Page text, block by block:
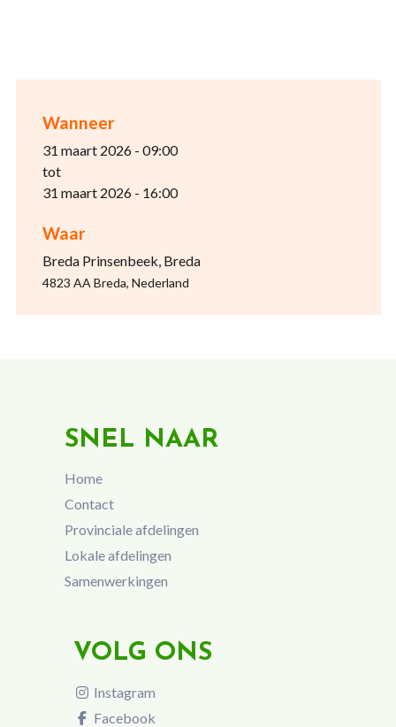
Wanneer
31 maart 2026 - 09:00
tot
31 maart 2026 - 16:00
Waar
Breda Prinsenbeek, Breda
4823 AA Breda, Nederland
SNEL NAAR
Home
Contact
Provinciale afdelingen
Lokale afdelingen
Samenwerkingen
VOLG ONS
Instagram
Facebook